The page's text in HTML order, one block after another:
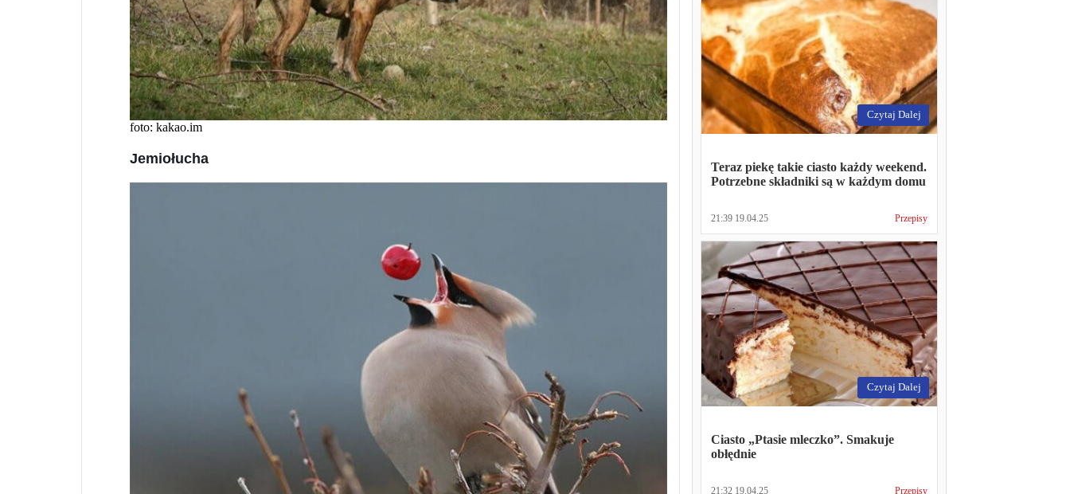
foto: kakao.im
Jemiołucha
Czytaj Dalej
Teraz piekę takie ciasto każdy weekend.
Potrzebne składniki są w każdym domu
21:39 19.04.25 Przepisy
Czytaj Dalej
Ciasto „Ptasie mleczko”. Smakuje
obłędnie
21:32 19.04.25 Przepisy